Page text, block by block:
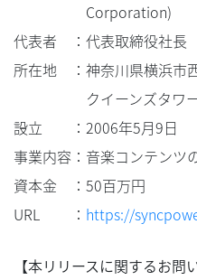
Corporation)
代表者
： 代表取締役社
所在地
： 神奈川県横浜市
クイーンズタワ
設立
： 2006年5月9日
事業内容 ： 音楽コンテンツ
資本金
： 50百万円
URL
： https://
【本リリースに関するお問